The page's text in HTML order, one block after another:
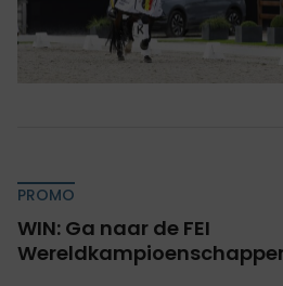
PROMO
WIN: Ga naar de FEI